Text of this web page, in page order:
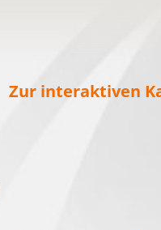
Zur interaktiven